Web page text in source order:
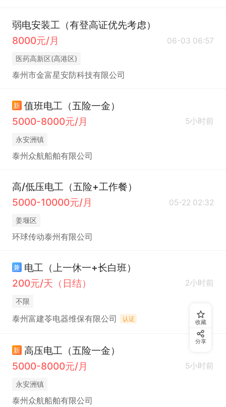
弱电安装工（有登高证优先考虑）
8000元/月
06-03 06:57
医药高新区(高港区)
泰州市金富星安防科技有限公司
新 值班电工（五险一金）
5000-8000元/月
5小时前
永安洲镇
泰州众航船舶有限公司
高/低压电工（五险+工作餐）
5000-10000元/月
05-22 02:32
姜堰区
环球传动泰州有限公司
兼 电工（上一休一+长白班）
200元/天（日结）
2小时前
不限
泰州富建苓电器维保有限公司 认证
新 高压电工（五险一金）
5000-8000元/月
5小时前
永安洲镇
泰州众航船舶有限公司
收藏
分享